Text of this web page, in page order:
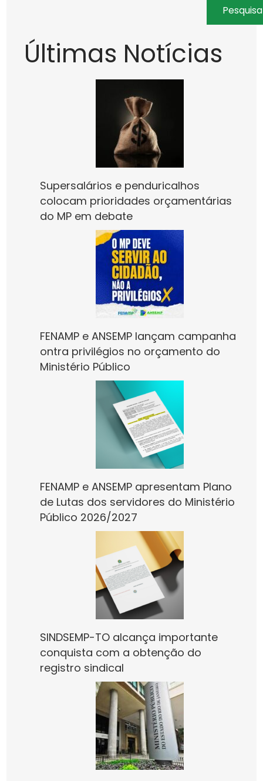
Últimas Notícias
Supersalários e penduricalhos
colocam prioridades orçamentárias
do MP em debate
FENAMP e ANSEMP lançam campanha
ontra privilégios no orçamento do
Ministério Público
FENAMP e ANSEMP apresentam Plano
de Lutas dos servidores do Ministério
Público 2026/2027
SINDSEMP-TO alcança importante
conquista com a obtenção do
registro sindical